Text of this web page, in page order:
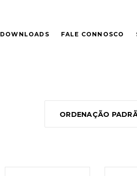
DOWNLOADS FALE CONNOSCO
ORDENAÇÃO